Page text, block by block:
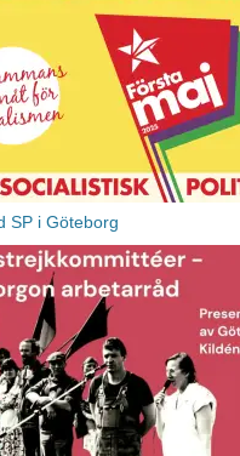
SP i Göteborg